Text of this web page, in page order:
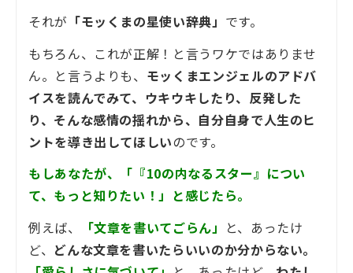
それが 「モッくまの星使い辞典」 です。
もちろん、これが正解！と言うワケではありませ
ん。と言うよりも、 モッくまエンジェルのアドバ
イスを読んでみて、ウキウキしたり、反発した
り、そんな感情の揺れから、自分自身で人生のヒ
ントを導き出してほしいのです。
もしあなたが、「『10の内なるスター』につい
て、もっと知りたい！」と感じたら。
例えば、
「文章を書いてごらん」 と、あったけ
ど、 どんな文章を書いたらいいのか分からない。